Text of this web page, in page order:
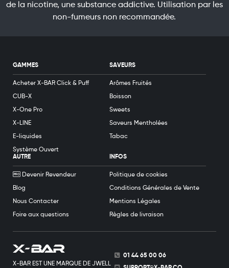
de la nicotine, une substance addictive. Utilisation par les
non-fumeurs non recommandée.
X-BAR EST UNE MARQUE DE JWELL
01 44 65 00 06
GAMMES
Acheter X-BAR Click & Puff
CUB-X
X-One Pro
X-LINE
E-liquides
Système Ouvert
SAVEURS
Arômes Fruités
Boisson
Sweets
Saveurs Mentholées
Tabac
AUTRE
Devenir Revendeur
Blog
Nous Contacter
Foire aux questions
INFOS
Politique de cookies
Conditions Générales de Vente
Mentions Légales
Règles de livraison